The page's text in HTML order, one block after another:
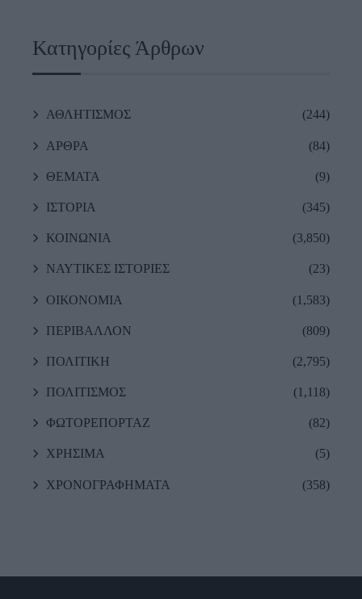
Κατηγορίες Άρθρων
ΑΘΛΗΤΙΣΜΟΣ (244)
ΑΡΘΡΑ (84)
ΘΕΜΑΤΑ (9)
ΙΣΤΟΡΙΑ (345)
ΚΟΙΝΩΝΙΑ (3,850)
ΝΑΥΤΙΚΕΣ ΙΣΤΟΡΙΕΣ (23)
ΟΙΚΟΝΟΜΙΑ (1,583)
ΠΕΡΙΒΑΛΛΟΝ (809)
ΠΟΛΙΤΙΚΗ (2,795)
ΠΟΛΙΤΙΣΜΟΣ (1,118)
ΦΩΤΟΡΕΠΟΡΤΑΖ (82)
ΧΡΗΣΙΜΑ (5)
ΧΡΟΝΟΓΡΑΦΗΜΑΤΑ (358)